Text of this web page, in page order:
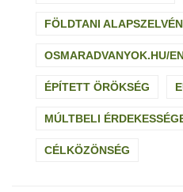
FÖLDTANI
OSMARADVANYOK.HU/
ÉPÍTETT ÖRÖKSÉG
MÚLTBELI
CÉLKÖZÖNSÉG